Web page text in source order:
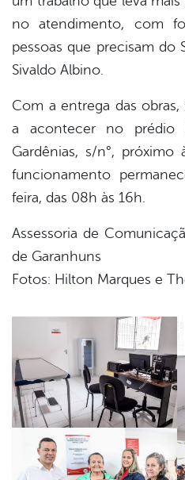
no atendimento, com
pessoas que precisam do
Sivaldo Albino.
Com a entrega das
a acontecer no prédio
Gardênias, s/n°,
funcionamento
feira, das 08h às 16h.
Assessoria de
de Garanhuns
Fotos: Hilton Marques e